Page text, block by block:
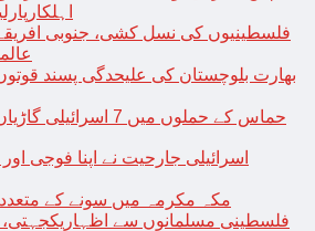
فلسطینیوں کی نسل کشی، جنوبی
بھارت بلوچستان کی علیحدگی پسند
اسرائیلی جارحیت نے اپنا فوجی
مکہ مکرمہ میں سونے کے متعدد
فلسطینی مسلمانوں سے